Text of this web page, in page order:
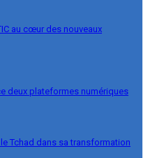
au cœur des nouveaux
deux plateformes numériques
Tchad dans sa transformation